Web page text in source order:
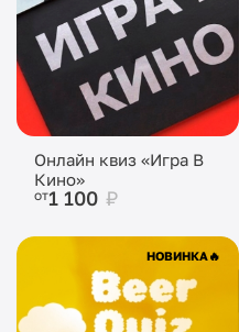
Онлайн квиз «Игра В
Кино»
от1 100 ₽
НОВИНКА🔥